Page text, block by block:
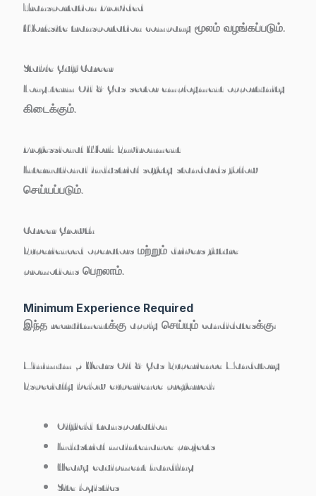
Transportation Provided
Worksite transportation company மூலம் வழங்கப்படும்.
Stable Gulf Career
Long-term Oil & Gas sector employment opportunity
கிடைக்கும்.
Professional Work Environment
International industrial safety standards follow
செய்யப்படும்.
Career Growth
Experienced operators மற்றும் drivers future
promotions பெறலாம்.
Minimum Experience Required
இந்த recruitmentக்கு apply செய்யும் candidatesக்கு:
Minimum 5 Years Oil & Gas Experience Mandatory
Especially below experience preferred:
Oilfield transportation
Industrial maintenance projects
Heavy equipment handling
Site logistics